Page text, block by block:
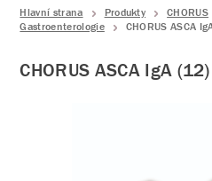
Hlavní strana Produkty CHORUS
Gastroenterologie
CHORUS ASCA
CHORUS ASCA IgA (12)